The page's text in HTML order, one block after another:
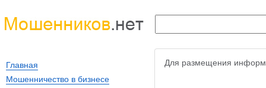
Для размещения
Главная
Мошенничество в бизнесе